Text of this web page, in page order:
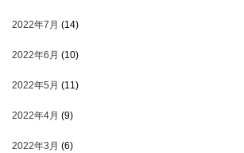
2022年7月 (14)
2022年6月 (10)
2022年5月 (11)
2022年4月 (9)
2022年3月 (6)